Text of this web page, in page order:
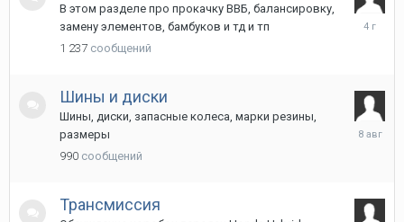
В этом разделе про прокачку ВВБ, балансировку,
замену элементов, бамбуков и тд и тп
1 237 сообщений
27
Шины и диски
Шины, диски, запасные колеса, марки резины,
размеры
990 сообщений
8
Трансмиссия